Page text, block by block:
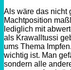
Als wäre das nicht
Machtposition
lediglich mit
als Krawalltussi
ums Thema
wichtig ist. Man
sondern alle